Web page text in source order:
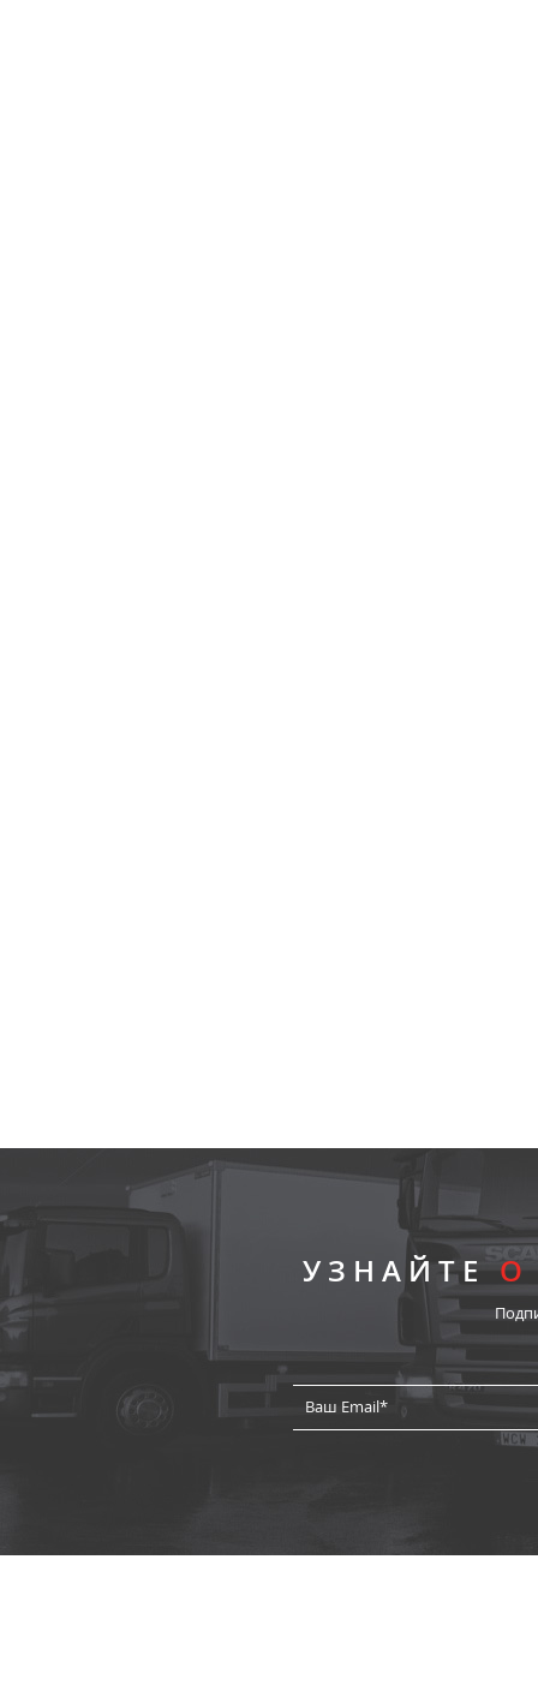
УЗНАЙТЕО